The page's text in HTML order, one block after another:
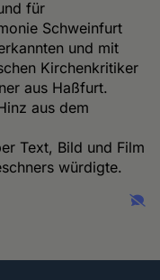
für
Schweinfurt
und mit
Kirchenkritiker
aus Haßfurt.
aus dem
Text, Bild und Film
würdigte.